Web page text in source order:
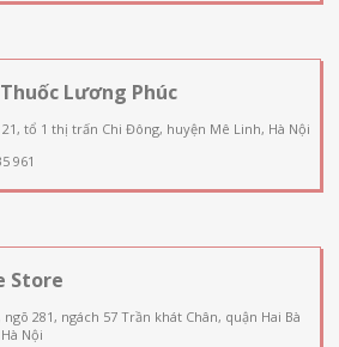
Lương Phúc
21, tổ 1 thị trấn Chi Đông, huyện Mê Linh, Hà Nội
961
Store
ngõ 281, ngách 57 Trần khát Chân, quận Hai Bà
Nội